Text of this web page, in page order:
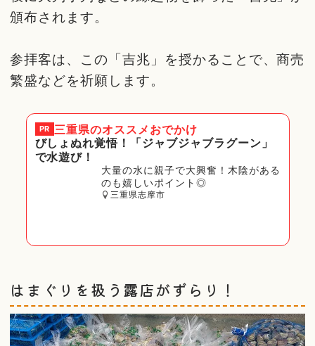
頒布されます。
参拝客は、この「吉兆」を授かることで、商売
繁盛などを祈願します。
PR 三重県のオススメおでかけ
びしょぬれ覚悟！「ジャブジャブラグーン」
で水遊び！
大量の水に親子で大興奮！木陰がある
のも嬉しいポイント◎
三重県志摩市
はまぐりを扱う露店がずらり！